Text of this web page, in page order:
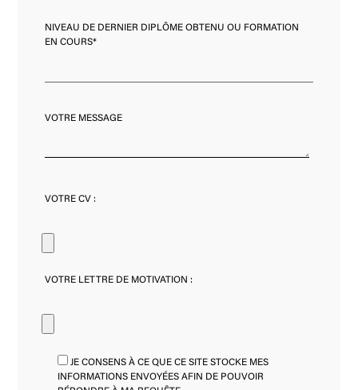
NIVEAU DE DERNIER DIPLÔME OBTENU OU FORMATION
EN COURS*
VOTRE MESSAGE
VOTRE CV :
VOTRE LETTRE DE MOTIVATION :
JE CONSENS À CE QUE CE SITE STOCKE MES
INFORMATIONS ENVOYÉES AFIN DE POUVOIR